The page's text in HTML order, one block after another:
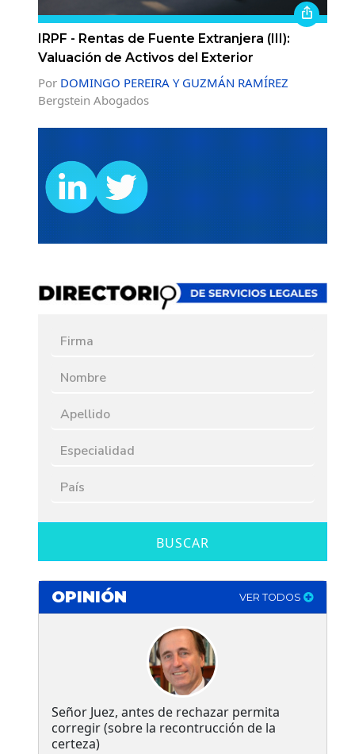
IRPF - Rentas de Fuente Extranjera (III):
Valuación de Activos del Exterior
Por DOMINGO PEREIRA Y GUZMÁN RAMÍREZ
Bergstein Abogados
BUSCAR
OPINIÓN VER TODOS
Señor Juez, antes de rechazar permita
corregir (sobre la recontrucción de la
certeza)